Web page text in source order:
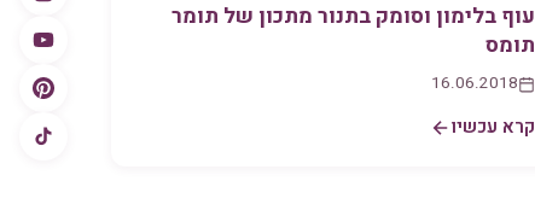
עוף בלימון וסומק בתנור מתכון של תומר
תומס
16.06.2018
קרא עכשיו